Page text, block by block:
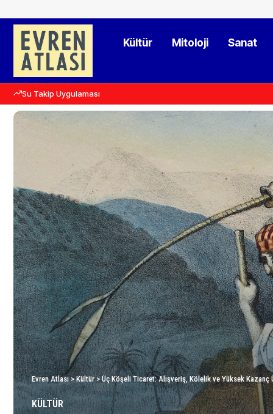
Kültür Mitoloji Sanat
Su Takip Uygulaması
Evren Atlası>Kültür>Üç Köşeli Ticaret: Alışveriş, Kölelik ve Yüksek Kazanç
KÜLTÜR